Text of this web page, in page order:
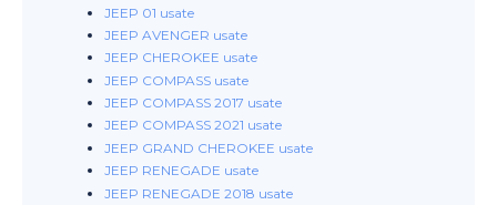
JEEP 01 usate
JEEP AVENGER usate
JEEP CHEROKEE usate
JEEP COMPASS usate
JEEP COMPASS 2017 usate
JEEP COMPASS 2021 usate
JEEP GRAND CHEROKEE usate
JEEP RENEGADE usate
JEEP RENEGADE 2018 usate